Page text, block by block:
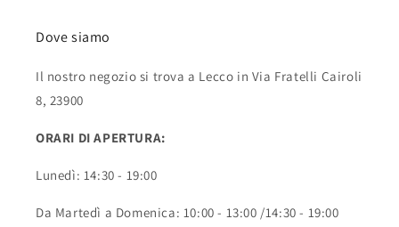
Dove siamo
Il nostro negozio si trova a Lecco in Via Fratelli Cairoli
8, 23900
ORARI DI APERTURA:
Lunedì: 14:30 - 19:00
Da Martedì a Domenica: 10:00 - 13:00 /14:30 - 19:00